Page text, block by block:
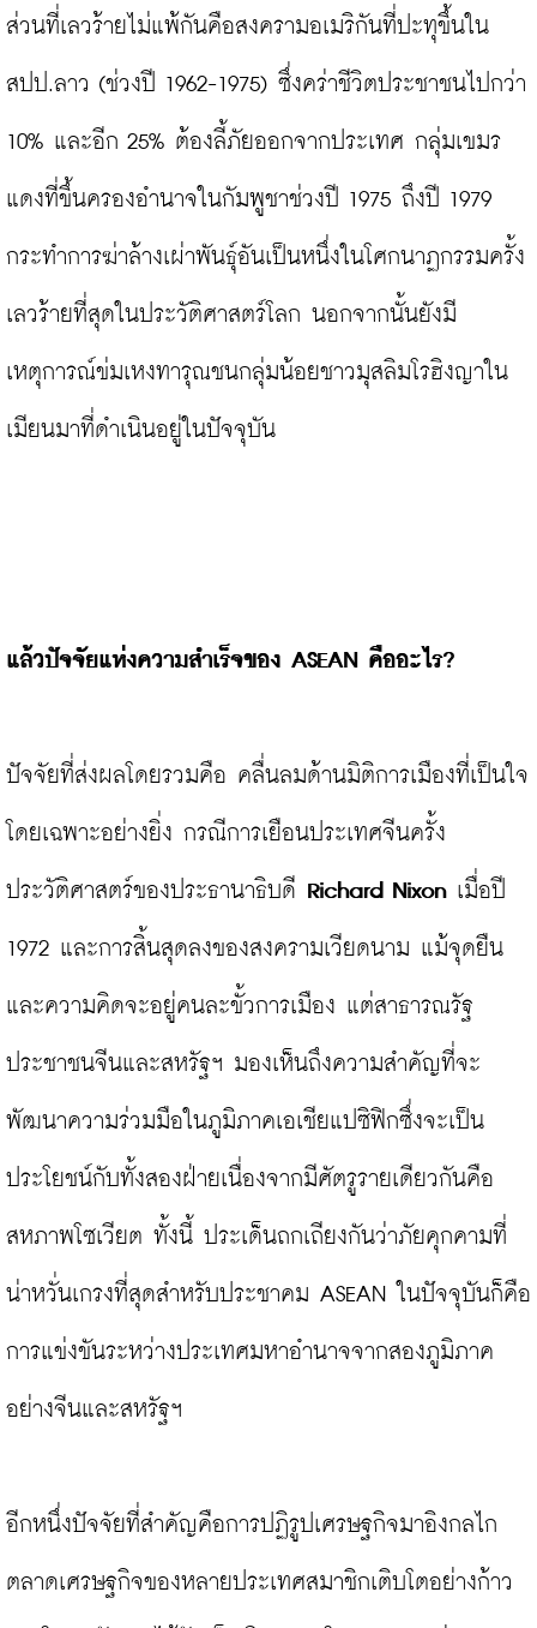
ส่วนที่เลวร้ายไม่แพ้กันคือสงครามอเมริกันที่ปะทุขึ้นใน
สปป.ลาว (ช่วงปี 1962-1975) ซึ่งคร่าชีวิตประชาชนไปกว่า
10% และอีก 25% ต้องลี้ภัยออกจากประเทศ กลุ่มเขมร
แดงที่ขึ้นครองอำนาจในกัมพูชาช่วงปี 1975 ถึงปี 1979
กระทำการฆ่าล้างเผ่าพันธุ์อันเป็นหนึ่งในโศกนาฏกรรมครั้ง
เลวร้ายที่สุดในประวัติศาสตร์โลก นอกจากนั้นยังมี
เหตุการณ์ข่มเหงทารุณชนกลุ่มน้อยชาวมุสลิมโรฮิงญาใน
เมียนมาที่ดำเนินอยู่ในปัจจุบัน
แล้วปัจจัยแห่งความสำเร็จของ ASEAN คืออะไร?
ปัจจัยที่ส่งผลโดยรวมคือ คลื่นลมด้านมิติการเมืองที่เป็นใจ
โดยเฉพาะอย่างยิ่ง กรณีการเยือนประเทศจีนครั้ง
ประวัติศาสตร์ของประธานาธิบดี Richard Nixon เมื่อปี
1972 และการสิ้นสุดลงของสงครามเวียดนาม แม้จุดยืน
และความคิดจะอยู่คนละขั้วการเมือง แต่สาธารณรัฐ
ประชาชนจีนและสหรัฐฯ มองเห็นถึงความสำคัญที่จะ
พัฒนาความร่วมมือในภูมิภาคเอเชียแปซิฟิกซึ่งจะเป็น
ประโยชน์กับทั้งสองฝ่ายเนื่องจากมีศัตรูรายเดียวกันคือ
สหภาพโซเวียต ทั้งนี้ ประเด็นถกเถียงกันว่าภัยคุกคามที่
น่าหวั่นเกรงที่สุดสำหรับประชาคม ASEAN ในปัจจุบันก็คือ
การแข่งขันระหว่างประเทศมหาอำนาจจากสองภูมิภาค
อย่างจีนและสหรัฐฯ
อีกหนึ่งปัจจัยที่สำคัญคือการปฏิรูปเศรษฐกิจมาอิงกลไก
ตลาดเศรษฐกิจของหลายประเทศสมาชิกเติบโตอย่างก้าว